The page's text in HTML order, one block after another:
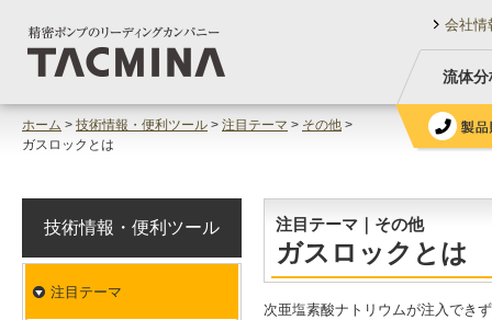
会社情
流体
ホーム > 技術情報・便利ツール > 注目テーマ > その他 >
ガスロックとは
注目テーマ｜その他
ガスロックとは
次亜塩素酸ナトリウムが注入でき
技術情報・便利ツール
注目テーマ